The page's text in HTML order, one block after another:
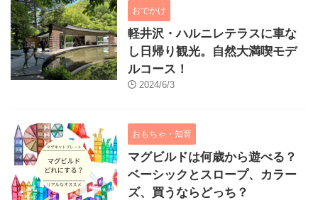
おでかけ
軽井沢・ハルニレテラスに車な
し日帰り観光。自然大満喫モデ
ルコース！
2024/6/3
おもちゃ・知育
マグビルドは何歳から遊べる？
ベーシックとスロープ、カラー
ズ、買うならどっち？